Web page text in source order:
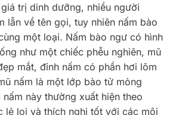
trị dinh dưỡng, nhiều người
lẫn về tên gọi, tuy nhiên nấm bào
một loại. Nấm bào ngư có hình
như một chiếc phễu nghiên, mũ
mắt, đỉnh nấm có phần hơi lõm
nấm là một lớp bào tử mỏng
này thường xuất hiện theo
lẻ loi và thích nghi tốt với các môi